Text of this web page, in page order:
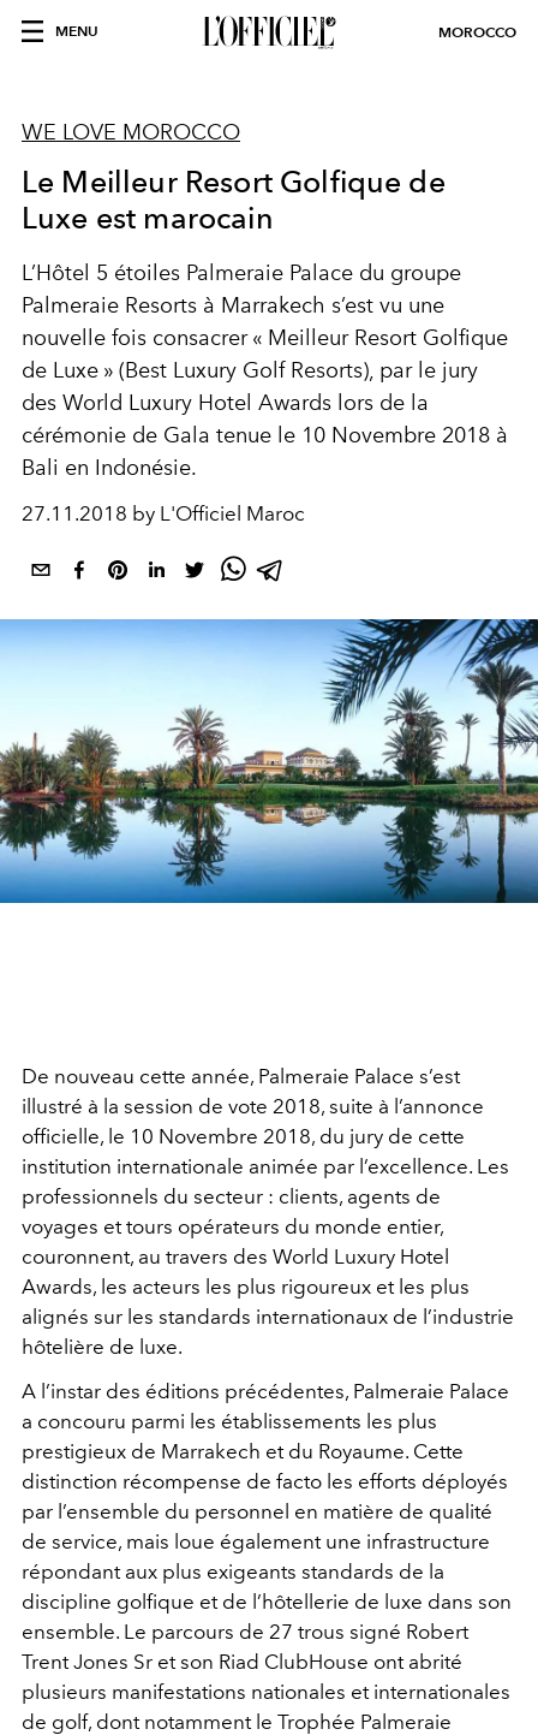
MENU MOROCCO
WE LOVE MOROCCO
Le Meilleur Resort Golfique de
Luxe est marocain
L’Hôtel 5 étoiles Palmeraie Palace du groupe
Palmeraie Resorts à Marrakech s’est vu une
nouvelle fois consacrer « Meilleur Resort Golfique
de Luxe » (Best Luxury Golf Resorts), par le jury
des World Luxury Hotel Awards lors de la
cérémonie de Gala tenue le 10 Novembre 2018 à
Bali en Indonésie.
27.11.2018 by L'Officiel Maroc
De nouveau cette année, Palmeraie Palace s’est
illustré à la session de vote 2018, suite à l’annonce
officielle, le 10 Novembre 2018, du jury de cette
institution internationale animée par l’excellence. Les
professionnels du secteur : clients, agents de
voyages et tours opérateurs du monde entier,
couronnent, au travers des World Luxury Hotel
Awards, les acteurs les plus rigoureux et les plus
alignés sur les standards internationaux de l’industrie
hôtelière de luxe.
A l’instar des éditions précédentes, Palmeraie Palace
a concouru parmi les établissements les plus
prestigieux de Marrakech et du Royaume. Cette
distinction récompense de facto les efforts déployés
par l’ensemble du personnel en matière de qualité
de service, mais loue également une infrastructure
répondant aux plus exigeants standards de la
discipline golfique et de l’hôtellerie de luxe dans son
ensemble. Le parcours de 27 trous signé Robert
Trent Jones Sr et son Riad ClubHouse ont abrité
plusieurs manifestations nationales et internationales
de golf, dont notamment le Trophée Palmeraie